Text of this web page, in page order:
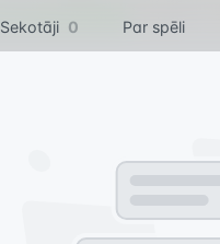
Sekotāji 0 Par spēli